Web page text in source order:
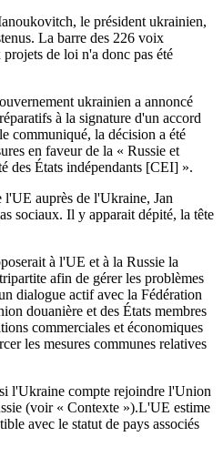
le président ukrainien,
La barre des 226 voix
projets de loi n'a donc pas été
ukrainien a annoncé
à la signature d'un accord
communiqué, la décision a été
en faveur de la « Russie et
des États indépendants [CEI] ».
l'UE auprès de l'Ukraine, Jan
sociaux. Il y apparait dépité, la tête
à l'UE et à la Russie la
afin de gérer les problèmes
dialogue actif avec la Fédération
douanière et des États membres
commerciales et économiques
les mesures communes relatives
l'Ukraine compte rejoindre l'Union
(voir « Contexte »).L'UE estime
avec le statut de pays associés